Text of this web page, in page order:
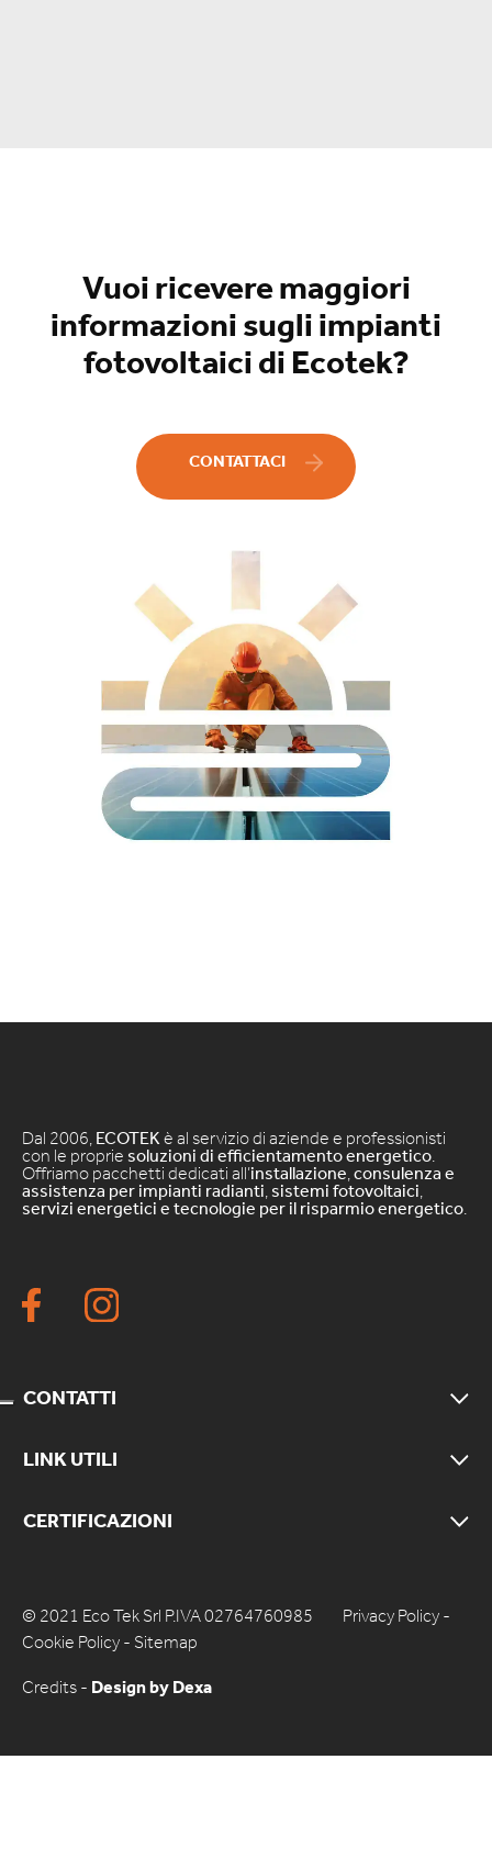
Vuoi ricevere maggiori
informazioni sugli impianti
fotovoltaici di Ecotek?
CONTATTACI
Dal 2006, ECOTEK è al servizio di aziende e professionisti
con le proprie soluzioni di efficientamento energetico
Offriamo pacchetti dedicati all’installazione consulenza e
assistenza per impianti radianti sistemi fotovoltaici
servizi energetici e tecnologie per il risparmio energetico
CONTATTI
LINK UTILI
CERTIFICAZIONI
© 2021 Eco Tek Srl P.IVA 02764760985 Privacy Policy -
Cookie Policy - Sitemap
Credits - Design by Dexa